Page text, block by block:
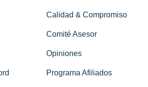
Calidad & Compromiso
Comité Asesor
Opiniones
Programa Afiliados